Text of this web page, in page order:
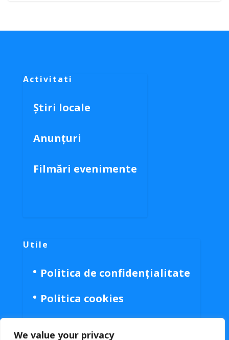
We value your privacy
Activitati
Știri locale
Anunțuri
Filmări evenimente
Utile
Politica de confidențialitate
Politica cookies